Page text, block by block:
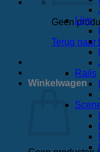
Geen
Terug naar
Winkelwagen
Lijm
Rails